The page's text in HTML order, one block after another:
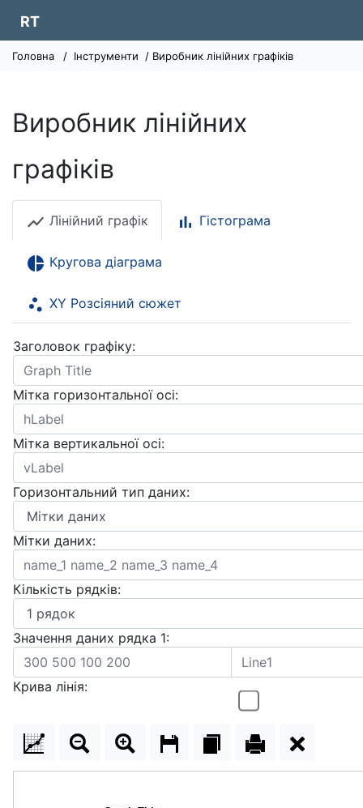
RT
Головна / Інструменти / Виробник лінійних графіків
Виробник лінійних
графіків
show_chart Лінійний графік bar_chart Гістограма
pie_chart Кругова діаграма
scatter_plot XY Розсіяний сюжет
Заголовок графіку:
Мітка горизонтальної осі:
Мітка вертикальної осі:
Горизонтальний тип даних:
Мітки даних:
Кількість рядків:
Значення даних рядка 1:
Крива лінія: